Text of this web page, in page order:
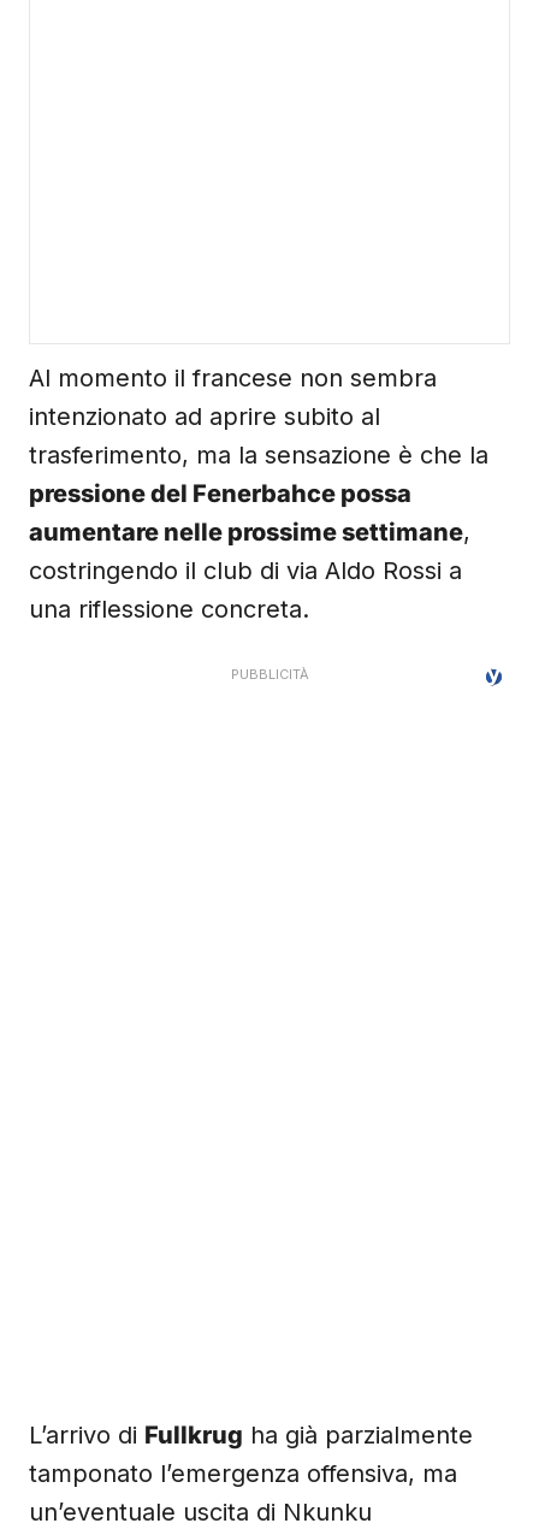
Al momento il francese non sembra
intenzionato ad aprire subito al
trasferimento, ma la sensazione è che la
pressione del Fenerbahce possa
aumentare nelle prossime settimane,
costringendo il club di via Aldo Rossi a
una riflessione concreta.
L’arrivo di Fullkrug ha già parzialmente
tamponato l’emergenza offensiva, ma
un’eventuale uscita di Nkunku